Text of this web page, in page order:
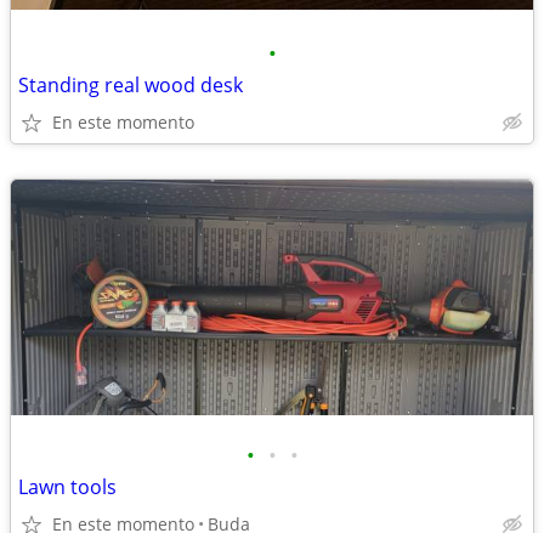
•
Standing real wood desk
En este momento
• • •
Lawn tools
En este momento Buda